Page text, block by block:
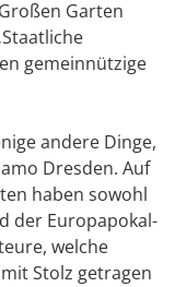
Garten
gemeinnützige
andere Dinge,
Dresden. Auf
haben sowohl
der Europapokal-
welche
Stolz getragen